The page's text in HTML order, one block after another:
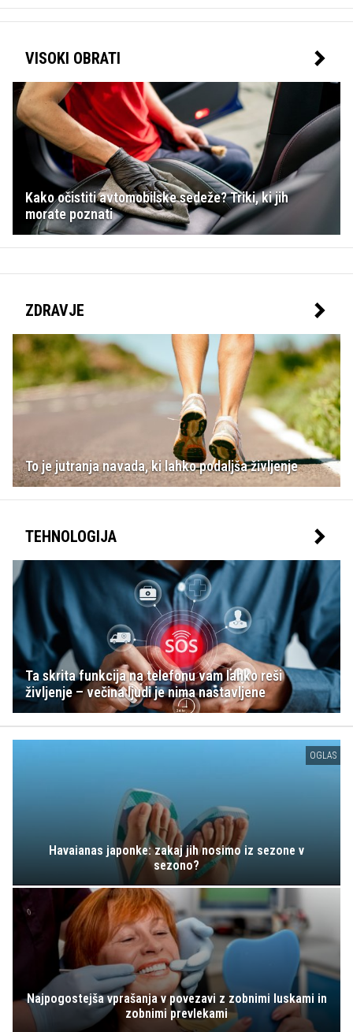
VISOKI OBRATI
Kako očistiti avtomobilske sedeže? Triki, ki jih
morate poznati
ZDRAVJE
To je jutranja navada, ki lahko podaljša življenje
TEHNOLOGIJA
Ta skrita funkcija na telefonu vam lahko reši
življenje – večina ljudi je nima nastavljene
OGLAS
Havaianas japonke: zakaj jih nosimo iz sezone v
sezono?
Najpogostejša vprašanja v povezavi z zobnimi luskami in
zobnimi prevlekami